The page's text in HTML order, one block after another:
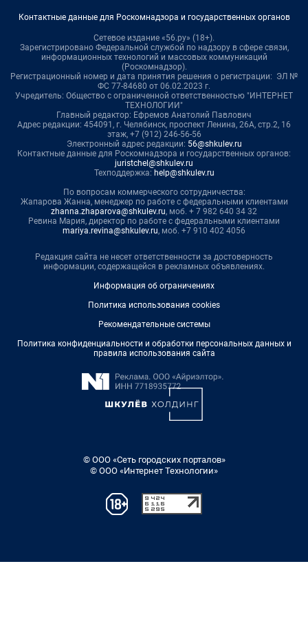
Контактные данные для Роскомнадзора и государственных органов
Сетевое издание «56.ру» (18+).
Зарегистрировано Федеральной службой по надзору в сфере связи,
информационных технологий и массовых коммуникаций
(Роскомнадзор).
Регистрационный номер и дата принятия решения о регистрации: ЭЛ №
ФС 77-84680 от 06.02.2023 г.
Учредитель: Общество с ограниченной ответственностью "ИНТЕРНЕТ
ТЕХНОЛОГИИ"
Главный редактор: Ефремов Анатолий Павлович
Адрес редакции: 454091, г. Челябинск, проспект Ленина, 26А, стр.2, 16
этаж, +7 (912) 246-56-56
Электронный адрес редакции: 56@shkulev.ru
Контактные данные для Роскомнадзора и государственных органов:
juristchel@shkulev.ru
Техподдержка: help@shkulev.ru
По вопросам коммерческого сотрудничества:
Жапарова Жанна, менеджер по работе с федеральными клиентами
zhanna.zhaparova@shkulev.ru, моб. + 7 982 640 34 32
Ревина Мария, директор по работе с федеральными клиентами
mariya.revina@shkulev.ru, моб. +7 910 402 4056
Редакция сайта не несет ответственности за достоверность
информации, содержащейся в рекламных объявлениях.
Информация об ограничениях
Политика использования cookies
Рекомендательные системы
Политика конфиденциальности и обработки персональных данных и
правила использования сайта
© ООО «Сеть городских порталов»
© ООО «Интернет Технологии»